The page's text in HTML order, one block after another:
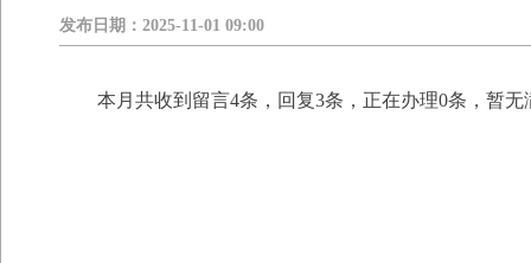
发布日期： 2025-11-01 09:00
本月共收到留言4条，回复3条，正在办理0条，暂无